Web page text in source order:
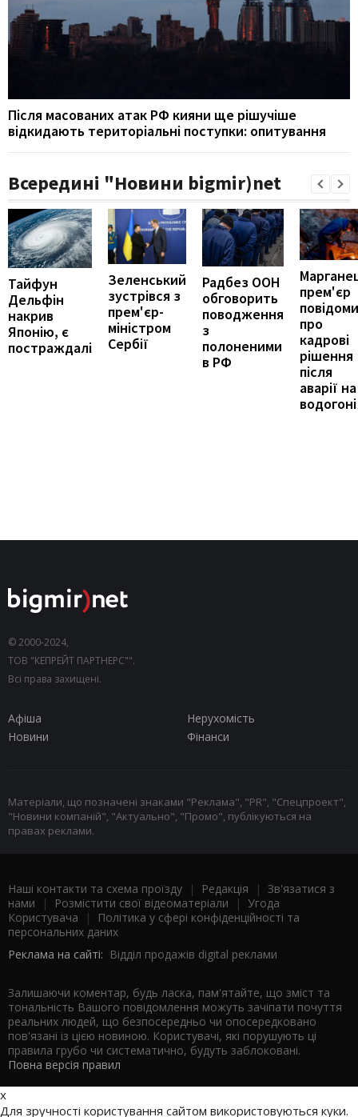
Після масованих атак РФ кияни ще рішучіше
відкидають територіальні поступки: опитування
Всередині "Новини bigmir)net
Тайфун
Дельфін
накрив
Японію, є
постраждалі
Зеленський
зустрівся з
прем'єр-
міністром
Сербії
Радбез ООН
обговорить
поводження
з
полоненими
в РФ
прем'єр
про
кадрові
рішення
після
аварії на
водогоні
© 2000-2024,
ТОВ "КЕПРЕЙТ ПАРТНЕРС"".
Всі права захищені.
Афіша
Нерухомість
Новини
Фінанси
Матеріали, що позначені знаками "Реклама", "PR", "Спецпроект",
"Новини компаній", "Актуально", "Промо", публікуються на
правах реклами.
Наші контакти та схема проїзду | Редакція | Зв'язатися з
нами | Розмістити свої відеоматеріали | Угода
Користувача |
Політика у сфері конфіденційності та
персональних даних
Реклама на сайті: Відділ продажів digital реклами
Залишаючи коментар, будь ласка, пам'ятайте, що зміст та
тональність Вашого повідомлення можуть зачіпати почуття
реальних людей, що безпосередньо чи опосередковано
пов'язані із цією новиною. Користувачі, які порушують ці
правила грубо чи систематично, будуть заблоковані.
Повна версія правил
x
Для зручності користування сайтом використовуються куки.